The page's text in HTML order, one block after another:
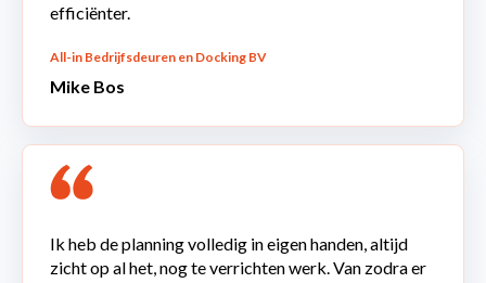
efficiënter.
All-in Bedrijfsdeuren en Docking BV
Mike Bos
Ik heb de planning volledig in eigen handen, altijd
zicht op al het, nog te verrichten werk. Van zodra er